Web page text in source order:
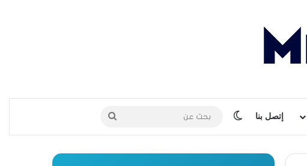
إتصل بنا الوضع المظلم بحث
عن